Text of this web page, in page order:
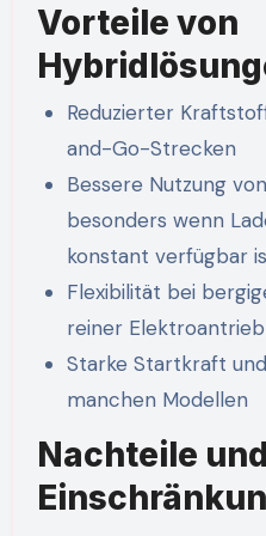
Vorteile von
Reduzierter
and-Go-Strecken
Bessere Nutzung
besonders wenn
konstant verfügbar
Flexibilität bei
reiner
Starke Startkraft
manchen Modellen
Nachteile und